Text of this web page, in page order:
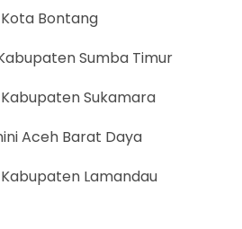
Bontang
Sumba Timur
Sukamara
Aceh Barat Daya
Lamandau